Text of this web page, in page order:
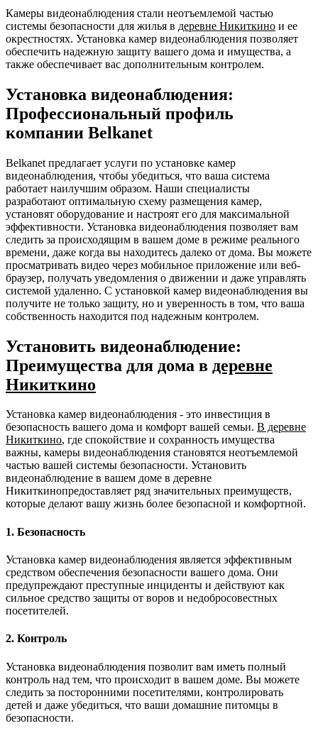
Камеры видеонаблюдения стали неотъемлемой частью
системы безопасности для жилья в деревне Никиткино и ее
окрестностях. Установка камер видеонаблюдения позволяет
обеспечить надежную защиту вашего дома и имущества, а
также обеспечивает вас дополнительным контролем.
Установка видеонаблюдения:
Профессиональный профиль
компании Belkanet
Belkanet предлагает услуги по установке камер
видеонаблюдения, чтобы убедиться, что ваша система
работает наилучшим образом. Наши специалисты
разработают оптимальную схему размещения камер,
установят оборудование и настроят его для максимальной
эффективности. Установка видеонаблюдения позволяет вам
следить за происходящим в вашем доме в режиме реального
времени, даже когда вы находитесь далеко от дома. Вы можете
просматривать видео через мобильное приложение или веб-
браузер, получать уведомления о движении и даже управлять
системой удаленно. С установкой камер видеонаблюдения вы
получите не только защиту, но и уверенность в том, что ваша
собственность находится под надежным контролем.
Установить видеонаблюдение:
Преимущества для дома в деревне
Никиткино
Установка камер видеонаблюдения - это инвестиция в
безопасность вашего дома и комфорт вашей семьи. В деревне
Никиткино, где спокойствие и сохранность имущества
важны, камеры видеонаблюдения становятся неотъемлемой
частью вашей системы безопасности. Установить
видеонаблюдение в вашем доме в деревне
Никиткинопредоставляет ряд значительных преимуществ,
которые делают вашу жизнь более безопасной и комфортной.
1. Безопасность
Установка камер видеонаблюдения является эффективным
средством обеспечения безопасности вашего дома. Они
предупреждают преступные инциденты и действуют как
сильное средство защиты от воров и недобросовестных
посетителей.
2. Контроль
Установка видеонаблюдения позволит вам иметь полный
контроль над тем, что происходит в вашем доме. Вы можете
следить за посторонними посетителями, контролировать
детей и даже убедиться, что ваши домашние питомцы в
безопасности.